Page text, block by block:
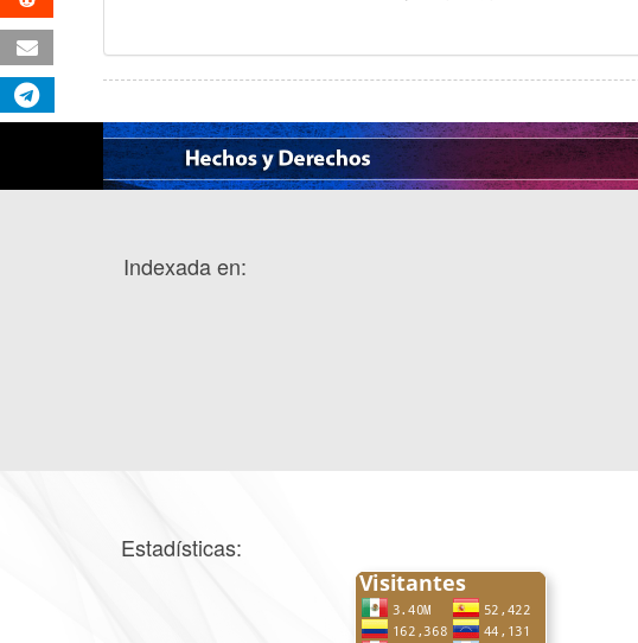
Indexada en:
Estadísticas: